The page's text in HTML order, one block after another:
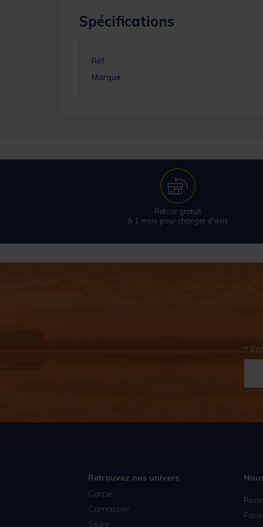
Spécifications
Réf.
Marque
Retour gratuit
& 1 mois pour changer d'avis
*
Retrouvez nos univers
Carpe
Carnassier
Silure